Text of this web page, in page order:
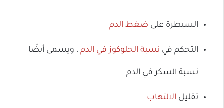
السيطرة على ضغط الدم
التحكم في نسبة الجلوكوز في الدم ، ويسمى أيضًا
نسبة السكر في الدم
تقليل الالتهاب